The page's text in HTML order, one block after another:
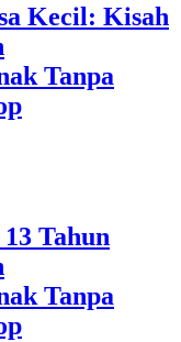
Kecil: Kisah
Tanpa
Tahun
Tanpa